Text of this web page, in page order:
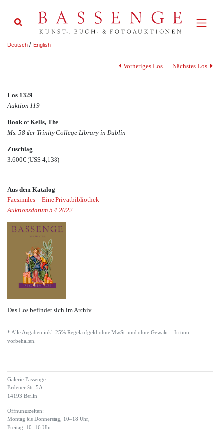
Deutsch / English
Vorheriges Los Nächstes Los
Los 1329
Auktion 119
Book of Kells, The
Ms. 58 der Trinity College Library in Dublin
Zuschlag
3.600€ (US$ 4,138)
Aus dem Katalog
Facsimiles – Eine Privatbibliothek
Auktionsdatum 5.4.2022
Das Los befindet sich im Archiv.
* Alle Angaben inkl. 25% Regelaufgeld ohne MwSt. und ohne Gewähr – Irrtum
vorbehalten.
Galerie Bassenge
Erdener Str. 5A
14193 Berlin
Öffnungszeiten:
Montag bis Donnerstag, 10–18 Uhr,
Freitag, 10–16 Uhr